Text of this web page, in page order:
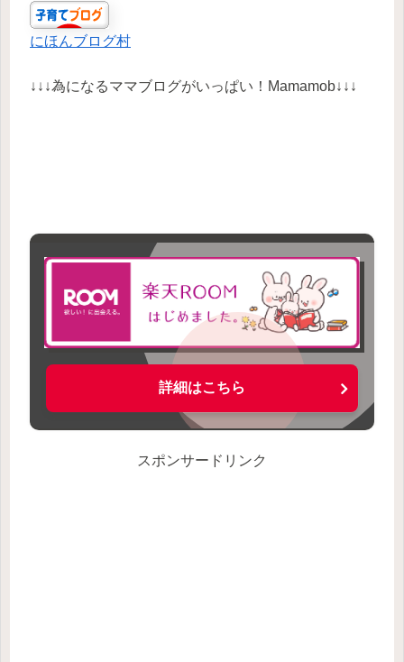
にほんブログ村
↓↓↓為になるママブログがいっぱい！Mamamob↓↓↓
詳細はこちら
スポンサードリンク